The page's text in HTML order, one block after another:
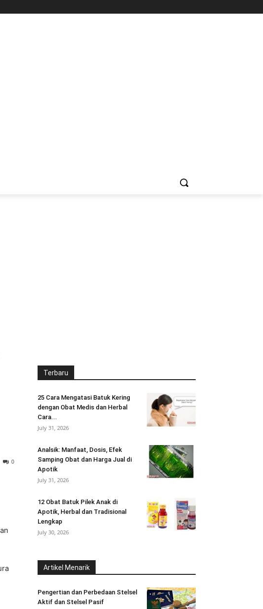
0
Terbaru
25 Cara Mengatasi Batuk Kering
dengan Obat Medis dan Herbal
Cara...
July 31, 2026
Analsik: Manfaat, Dosis, Efek
Samping Obat dan Harga Jual di
Apotik
July 31, 2026
12 Obat Batuk Pilek Anak di
Apotik, Herbal dan Tradisional
Lengkap
July 30, 2026
Artikel Menarik
Pengertian dan Perbedaan Stelsel
Aktif dan Stelsel Pasif